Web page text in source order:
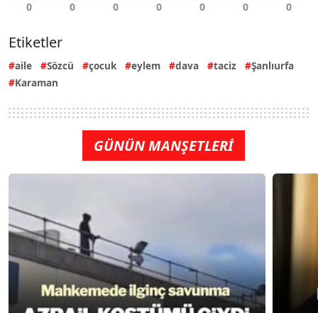
Etiketler
aile Sözcü çocuk eylem dava taciz
Şanlıurfa
Karaman
GÜNÜN MANŞETLERİ